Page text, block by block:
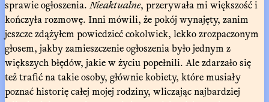
sprawie ogłoszenia.Nieaktualne, przerywała mi większość i
kończyła rozmowę. Inni mówili, że pokój wynajęty, zanim
jeszcze zdążyłem powiedzieć cokolwiek, lekko zrozpaczonym
głosem, jakby zamieszczenie ogłoszenia było jednym z
większych błędów, jakie w życiu popełnili. Ale zdarzało się
też trafić na takie osoby, głównie kobiety, które musiały
poznać historię całej mojej rodziny, wliczając najbardziej